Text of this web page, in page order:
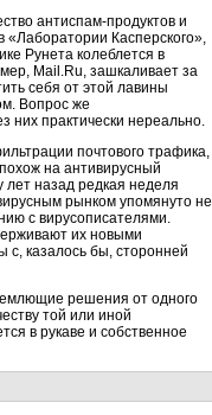
антиспам-продуктов и
Касперского»,
Рунета колеблется в
Mail.Ru, зашкаливает за
себя от этой лавины
Вопрос же
них практически нереально.
почтового трафика,
на антивирусный
назад редкая неделя
рынком упомянуто не
с вирусописателями.
их новыми
с, казалось бы, сторонней
решения от одного
той или иной
в рукаве и собственное